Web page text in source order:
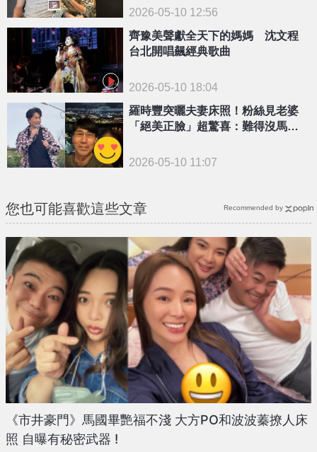
2026-05-10 12:56
齊豫美聲獻全天下的媽媽 沈文程
台北開唱飆經典歌曲
2026-05-10 18:04
羅時豐突曬夫妻床照！粉絲見老婆
「絕美正臉」超驚喜：難得沒馬賽
2026-05-10 11:07
您也可能喜歡這些文章
《市井豪門》馬國畢艷福不淺 大方PO和波波蓁撩人床
照 自曝有秘密武器 !
Recommended by